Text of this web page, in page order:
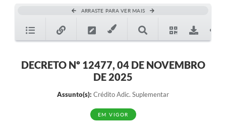
ARRASTE PARA VER MAIS
DECRETO Nº 12477, 04 DE NOVEMBRO
DE 2025
Assunto(s): Crédito Adic. Suplementar
EM VIGOR